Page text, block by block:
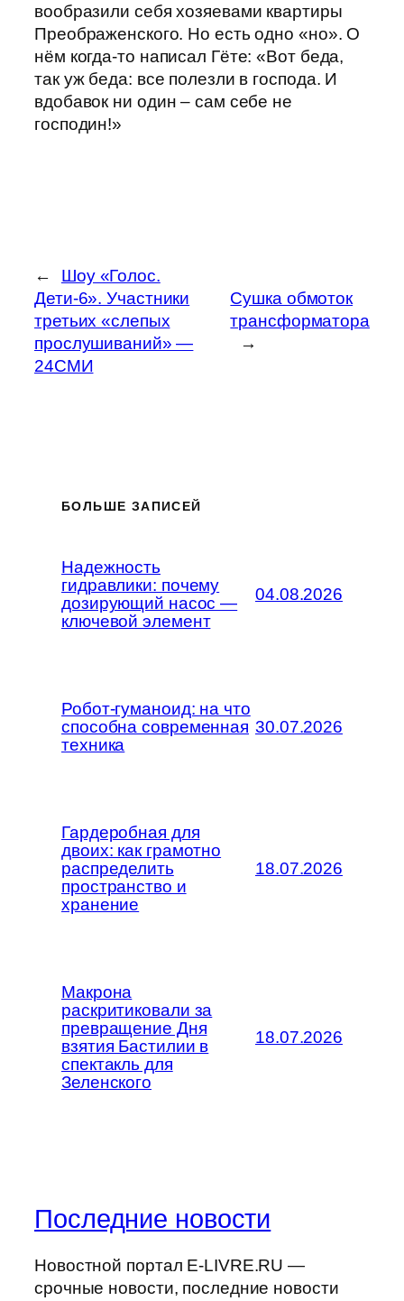
вообразили себя хозяевами квартиры
Преображенского. Но есть одно «но». О
нём когда-то написал Гёте: «Вот беда,
так уж беда: все полезли в господа. И
вдобавок ни один – сам себе не
господин!»
←
Шоу «Голос.
Дети-6». Участники
третьих «слепых
прослушиваний» —
24СМИ
Сушка обмоток
трансформатора
→
БОЛЬШЕ ЗАПИСЕЙ
Надежность
гидравлики: почему
дозирующий насос —
ключевой элемент
04.08.2026
Робот-гуманоид: на что
способна современная
техника
30.07.2026
Гардеробная для
двоих: как грамотно
распределить
пространство и
хранение
18.07.2026
Макрона
раскритиковали за
превращение Дня
взятия Бастилии в
спектакль для
Зеленского
18.07.2026
Последние новости
Новостной портал E-LIVRE.RU —
срочные новости, последние новости